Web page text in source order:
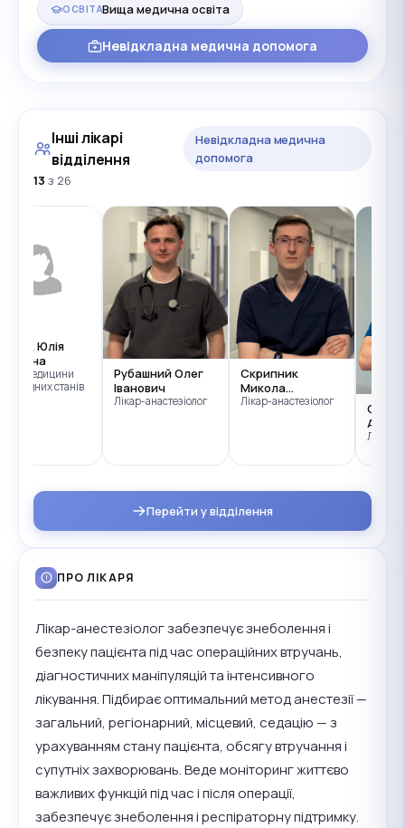
ОСВІТАВища медична освіта
Невідкладна медична допомога
Інші лікарі
відділення
Невідкладна медична
допомога
13 з 26
Юлія
з медицини
станів
Рубашний Олег
Іванович
Лікар-анастезіолог
Скрипник
Микола
Васильович
Лікар-анастезіолог
Лікар-
Перейти у відділення
ПРО ЛІКАРЯ
Лікар-анестезіолог забезпечує знеболення і
безпеку пацієнта під час операційних втручань,
діагностичних маніпуляцій та інтенсивного
лікування. Підбирає оптимальний метод анестезії —
загальний, регіонарний, місцевий, седацію — з
урахуванням стану пацієнта, обсягу втручання і
супутніх захворювань. Веде моніторинг життєво
важливих функцій під час і після операції,
забезпечує знеболення і респіраторну підтримку.